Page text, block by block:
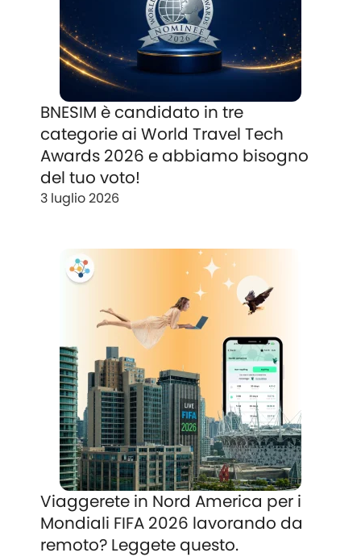
BNESIM è candidato in tre
categorie ai World Travel Tech
Awards 2026 e abbiamo bisogno
del tuo voto!
3 luglio 2026
Viaggerete in Nord America per i
Mondiali FIFA 2026 lavorando da
remoto? Leggete questo.